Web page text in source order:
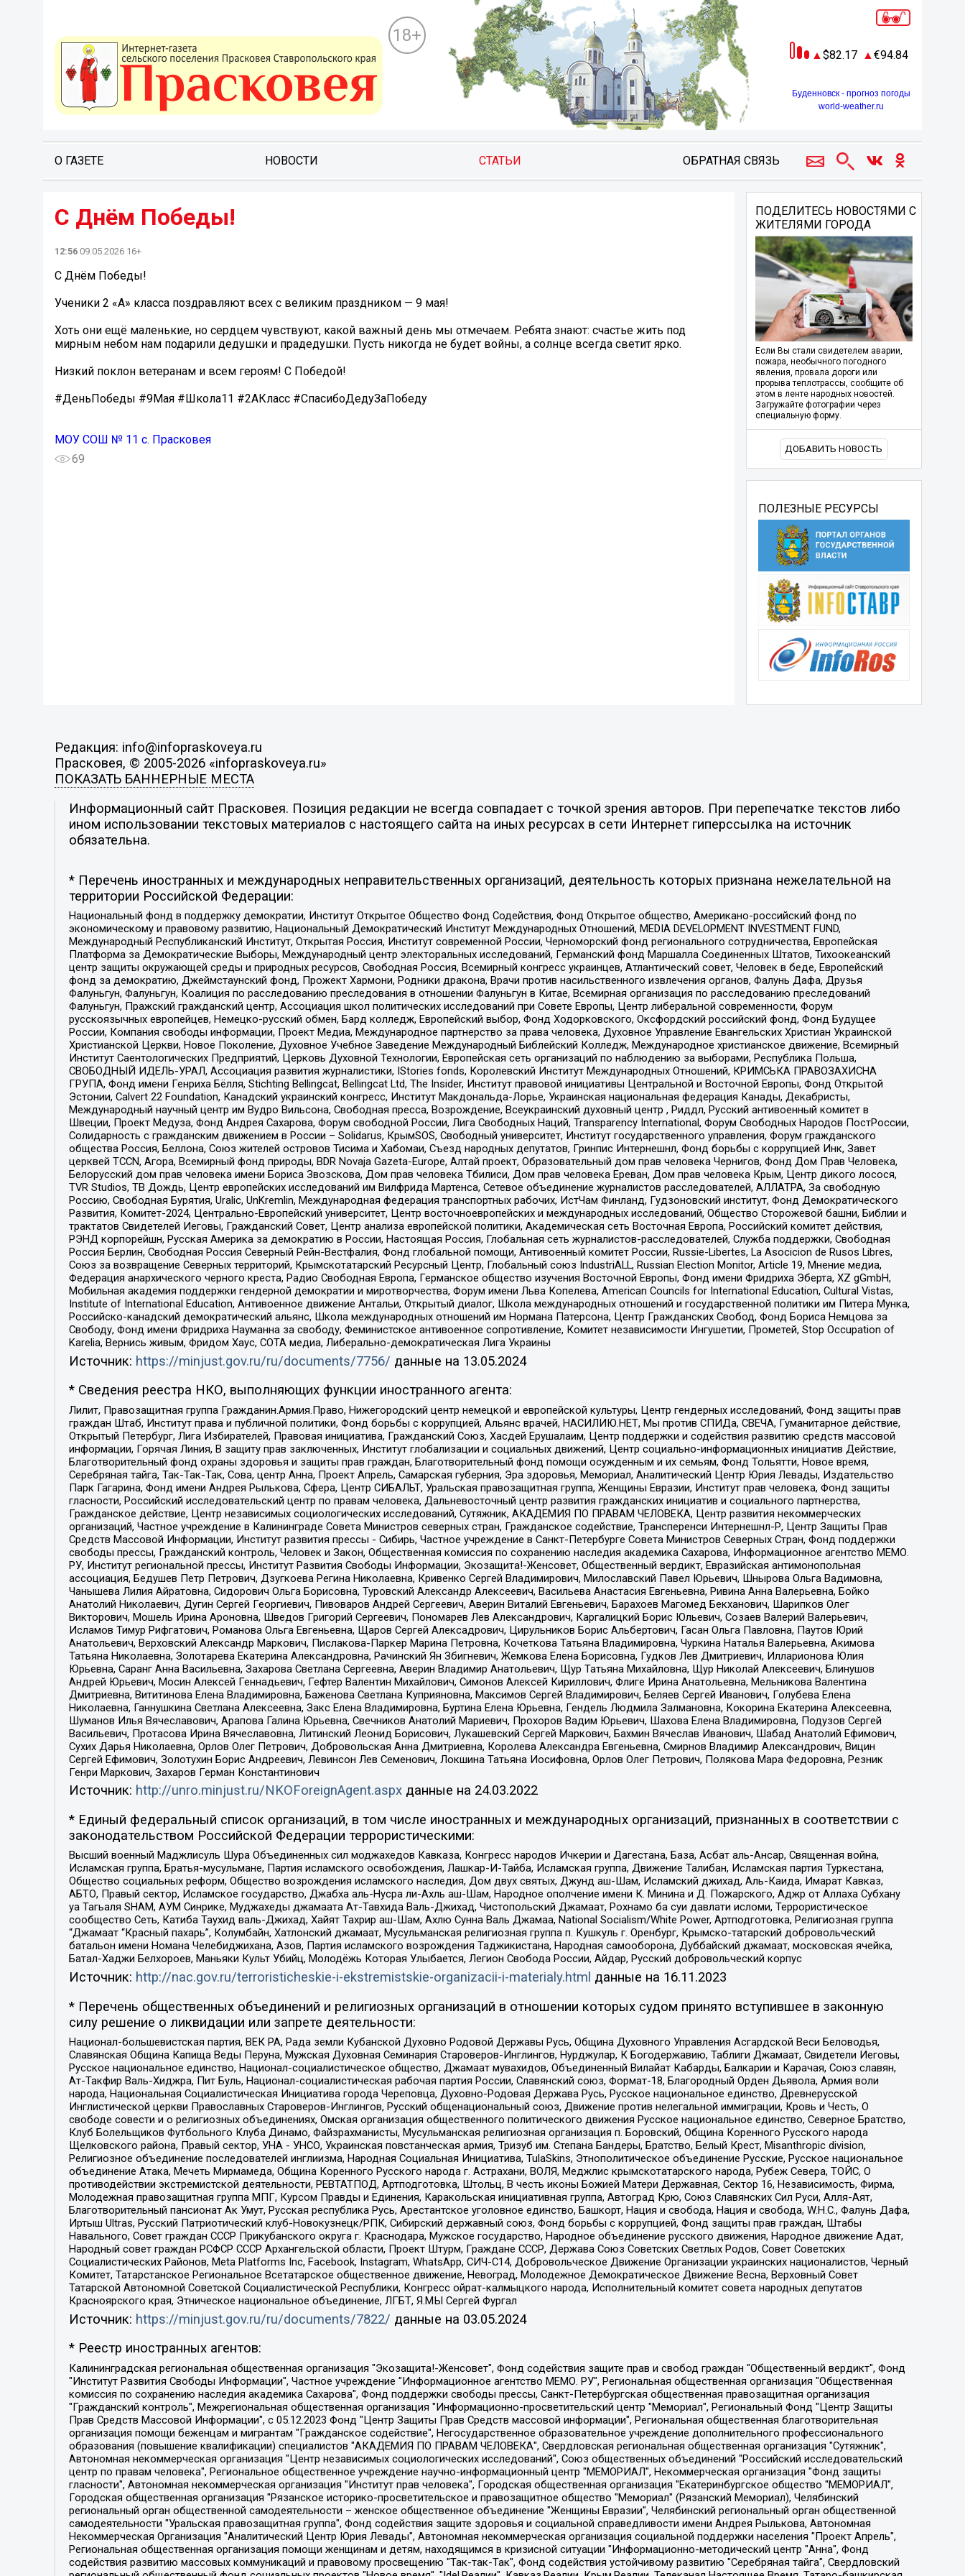
18+
82.17 94.84
Буденновск - прогноз погоды
world-weather.ru
О ГАЗЕТЕ НОВОСТИ СТАТЬИ ОБРАТНАЯ СВЯЗЬ
С Днём Победы!️
12:56 09.05.2026 16+
С Днём Победы!️
Ученики 2 «А» класса поздравляют всех с великим праздником — 9 мая!
Хоть они ещё маленькие, но сердцем чувствуют, какой важный день мы отмечаем. Ребята знают: счастье жить под
мирным небом нам подарили дедушки и прадедушки. Пусть никогда не будет войны, а солнце всегда светит ярко.
Низкий поклон ветеранам и всем героям! С Победой!
#ДеньПобеды #9Мая #Школа11 #2АКласс #СпасибоДедуЗаПобеду
МОУ СОШ № 11 с. Прасковея
69
ПОДЕЛИТЕСЬ НОВОСТЯМИ С
ЖИТЕЛЯМИ ГОРОДА
Если Вы стали свидетелем аварии,
пожара, необычного погодного
явления, провала дороги или
прорыва теплотрассы, сообщите об
этом в ленте народных новостей.
Загружайте фотографии через
специальную форму.
ДОБАВИТЬ НОВОСТЬ
ПОЛЕЗНЫЕ РЕСУРСЫ
Редакция: info@infopraskoveya.ru
Прасковея, © 2005-2026 «infopraskoveya.ru»
ПОКАЗАТЬ БАННЕРНЫЕ МЕСТА
Информационный сайт Прасковея. Позиция редакции не всегда совпадает с точкой зрения авторов. При перепечатке текстов либо
ином использовании текстовых материалов с настоящего сайта на иных ресурсах в сети Интернет гиперссылка на источник
обязательна.
* Перечень иностранных и международных неправительственных организаций, деятельность которых признана нежелательной на
территории Российской Федерации:
Национальный фонд в поддержку демократии, Институт Открытое Общество Фонд Содействия, Фонд Открытое общество, Американо-российский фонд по
экономическому и правовому развитию, Национальный Демократический Институт Международных Отношений, MEDIA DEVELOPMENT INVESTMENT FUND,
Международный Республиканский Институт, Открытая Россия, Институт современной России, Черноморский фонд регионального сотрудничества, Европейская
Платформа за Демократические Выборы, Международный центр электоральных исследований, Германский фонд Маршалла Соединенных Штатов, Тихоокеанский
центр защиты окружающей среды и природных ресурсов, Свободная Россия, Всемирный конгресс украинцев, Атлантический совет, Человек в беде, Европейский
фонд за демократию, Джеймстаунский фонд, Прожект Хармони, Родники дракона, Врачи против насильственного извлечения органов, Фалунь Дафа, Друзья
Фалуньгун, Фалуньгун, Коалиция по расследованию преследования в отношении Фалуньгун в Китае, Всемирная организация по расследованию преследований
Фалуньгун, Пражский гражданский центр, Ассоциация школ политических исследований при Совете Европы, Центр либеральной современности, Форум
русскоязычных европейцев, Немецко-русский обмен, Бард колледж, Европейский выбор, Фонд Ходорковского, Оксфордский российский фонд, Фонд Будущее
России, Компания свободы информации, Проект Медиа, Международное партнерство за права человека, Духовное Управление Евангельских Христиан Украинской
Христианской Церкви, Новое Поколение, Духовное Учебное Заведение Международный Библейский Колледж, Международное христианское движение, Всемирный
Институт Саентологических Предприятий, Церковь Духовной Технологии, Европейская сеть организаций по наблюдению за выборами, Республика Польша,
СВОБОДНЫЙ ИДЕЛЬ-УРАЛ, Ассоциация развития журналистики, IStories fonds, Королевский Институт Международных Отношений, КРИМСЬКА ПРАВОЗАХИСНА
ГРУПА, Фонд имени Генриха Бёлля, Stichting Bellingcat, Bellingcat Ltd, The Insider, Институт правовой инициативы Центральной и Восточной Европы, Фонд Открытой
Эстонии, Calvert 22 Foundation, Канадский украинский конгресс, Институт Макдональда-Лорье, Украинская национальная федерация Канады, Декабристы,
Международный научный центр им Вудро Вильсона, Свободная пресса, Возрождение, Всеукраинский духовный центр , Риддл, Русский антивоенный комитет в
Швеции, Проект Медуза, Фонд Андрея Сахарова, Форум свободной России, Лига Свободных Наций, Transparеncy International, Форум Свободных Народов ПостРоссии,
Солидарность с гражданским движением в России – Solidarus, КрымSOS, Свободный университет, Институт государственного управления, Форум гражданского
общества Россия, Беллона, Союз жителей островов Тисима и Хабомаи, Съезд народных депутатов, Гринпис Интернешнл, Фонд борьбы с коррупцией Инк, Завет
церквей TCCN, Агора, Всемирный фонд природы, BDR Novaja Gazeta-Europe, Алтай проект, Образовательный дом прав человека Чернигов, Фонд Дом Прав Человека,
Белорусский дом прав человека имени Бориса Звозскова, Дом прав человека Тбилиси, Дом прав человека Ереван, Дом прав человека Крым, Центр дикого лосося,
TVR Studios, ТВ Дождь, Центр европейских исследований им Вилфрида Мартенса, Сетевое объединение журналистов расследователей, АЛЛАТРА, За свободную
Россию, Свободная Бурятия, Uralic, UnKremlin, Международная федерация транспортных рабочих, ИстЧам Финланд, Гудзоновский институт, Фонд Демократического
Развития, Комитет-2024, Центрально-Европейский университет, Центр восточноевропейских и международных исследований, Общество Сторожевой башни, Библии и
трактатов Свидетелей Иеговы, Гражданский Совет, Центр анализа европейской политики, Академическая сеть Восточная Европа, Российский комитет действия,
РЭНД корпорейшн, Русская Америка за демократию в России, Настоящая Россия, Глобальная сеть журналистов-расследователей, Служба поддержки, Свободная
Россия Берлин, Свободная Россия Северный Рейн-Вестфалия, Фонд глобальной помощи, Антивоенный комитет России, Russie-Libertes, La Asocicion de Rusos Libres,
Союз за возвращение Северных территорий, Крымскотатарский Ресурсный Центр, Глобальный союз IndustriALL, Russian Election Monitor, Article 19, Мнение медиа,
Федерация анархического черного креста, Радио Свободная Европа, Германское общество изучения Восточной Европы, Фонд имени Фридриха Эберта, XZ gGmbH,
Мобильная академия поддержки гендерной демократии и миротворчества, Форум имени Льва Копелева, American Councils for International Education, Cultural Vistas,
Institute of International Education, Антивоенное движение Антальи, Открытый диалог, Школа международных отношений и государственной политики им Питера Мунка,
Российско-канадский демократический альянс, Школа международных отношений им Нормана Патерсона, Центр Гражданских Свобод, Фонд Бориса Немцова за
Свободу, Фонд имени Фридриха Науманна за свободу, Феминистское антивоенное сопротивление, Комитет независимости Ингушетии, Прометей, Stop Occupation of
Karelia, Вернись живым, Фридом Хаус, СОТА медиа, Либерально-демократическая Лига Украины
Источник: https://minjust.gov.ru/ru/documents/7756/ данные на 13.05.2024
* Сведения реестра НКО, выполняющих функции иностранного агента:
Лилит, Правозащитная группа Гражданин.Армия.Право, Нижегородский центр немецкой и европейской культуры, Центр гендерных исследований, Фонд защиты прав
граждан Штаб, Институт права и публичной политики, Фонд борьбы с коррупцией, Альянс врачей, НАСИЛИЮ.НЕТ, Мы против СПИДа, СВЕЧА, Гуманитарное действие,
Открытый Петербург, Лига Избирателей, Правовая инициатива, Гражданский Союз, Хасдей Ерушалаим, Центр поддержки и содействия развитию средств массовой
информации, Горячая Линия, В защиту прав заключенных, Институт глобализации и социальных движений, Центр социально-информационных инициатив Действие,
Благотворительный фонд охраны здоровья и защиты прав граждан, Благотворительный фонд помощи осужденным и их семьям, Фонд Тольятти, Новое время,
Серебряная тайга, Так-Так-Так, Сова, центр Анна, Проект Апрель, Самарская губерния, Эра здоровья, Мемориал, Аналитический Центр Юрия Левады, Издательство
Парк Гагарина, Фонд имени Андрея Рылькова, Сфера, Центр СИБАЛЬТ, Уральская правозащитная группа, Женщины Евразии, Институт прав человека, Фонд защиты
гласности, Российский исследовательский центр по правам человека, Дальневосточный центр развития гражданских инициатив и социального партнерства,
Гражданское действие, Центр независимых социологических исследований, Сутяжник, АКАДЕМИЯ ПО ПРАВАМ ЧЕЛОВЕКА, Центр развития некоммерческих
организаций, Частное учреждение в Калининграде Совета Министров северных стран, Гражданское содействие, Трансперенси Интернешнл-Р, Центр Защиты Прав
Средств Массовой Информации, Институт развития прессы - Сибирь, Частное учреждение в Санкт-Петербурге Совета Министров Северных Стран, Фонд поддержки
свободы прессы, Гражданский контроль, Человек и Закон, Общественная комиссия по сохранению наследия академика Сахарова, Информационное агентство МЕМО.
РУ, Институт региональной прессы, Институт Развития Свободы Информации, Экозащита!-Женсовет, Общественный вердикт, Евразийская антимонопольная
ассоциация, Бедушев Петр Петрович, Дзугкоева Регина Николаевна, Кривенко Сергей Владимирович, Милославский Павел Юрьевич, Шнырова Ольга Вадимовна,
Чанышева Лилия Айратовна, Сидорович Ольга Борисовна, Туровский Александр Алексеевич, Васильева Анастасия Евгеньевна, Ривина Анна Валерьевна, Бойко
Анатолий Николаевич, Дугин Сергей Георгиевич, Пивоваров Андрей Сергеевич, Аверин Виталий Евгеньевич, Барахоев Магомед Бекханович, Шарипков Олег
Викторович, Мошель Ирина Ароновна, Шведов Григорий Сергеевич, Пономарев Лев Александрович, Каргалицкий Борис Юльевич, Созаев Валерий Валерьевич,
Исламов Тимур Рифгатович, Романова Ольга Евгеньевна, Щаров Сергей Алексадрович, Цирульников Борис Альбертович, Гасан Ольга Павловна, Паутов Юрий
Анатольевич, Верховский Александр Маркович, Пислакова-Паркер Марина Петровна, Кочеткова Татьяна Владимировна, Чуркина Наталья Валерьевна, Акимова
Татьяна Николаевна, Золотарева Екатерина Александровна, Рачинский Ян Збигневич, Жемкова Елена Борисовна, Гудков Лев Дмитриевич, Илларионова Юлия
Юрьевна, Саранг Анна Васильевна, Захарова Светлана Сергеевна, Аверин Владимир Анатольевич, Щур Татьяна Михайловна, Щур Николай Алексеевич, Блинушов
Андрей Юрьевич, Мосин Алексей Геннадьевич, Гефтер Валентин Михайлович, Симонов Алексей Кириллович, Флиге Ирина Анатольевна, Мельникова Валентина
Дмитриевна, Вититинова Елена Владимировна, Баженова Светлана Куприяновна, Максимов Сергей Владимирович, Беляев Сергей Иванович, Голубева Елена
Николаевна, Ганнушкина Светлана Алексеевна, Закс Елена Владимировна, Буртина Елена Юрьевна, Гендель Людмила Залмановна, Кокорина Екатерина Алексеевна,
Шуманов Илья Вячеславович, Арапова Галина Юрьевна, Свечников Анатолий Мариевич, Прохоров Вадим Юрьевич, Шахова Елена Владимировна, Подузов Сергей
Васильевич, Протасова Ирина Вячеславовна, Литинский Леонид Борисович, Лукашевский Сергей Маркович, Бахмин Вячеслав Иванович, Шабад Анатолий Ефимович,
Сухих Дарья Николаевна, Орлов Олег Петрович, Добровольская Анна Дмитриевна, Королева Александра Евгеньевна, Смирнов Владимир Александрович, Вицин
Сергей Ефимович, Золотухин Борис Андреевич, Левинсон Лев Семенович, Локшина Татьяна Иосифовна, Орлов Олег Петрович, Полякова Мара Федоровна, Резник
Генри Маркович, Захаров Герман Константинович
Источник: http://unro.minjust.ru/NKOForeignAgent.aspxданные на 24.03.2022
* Единый федеральный список организаций, в том числе иностранных и международных организаций, признанных в соответствии с
законодательством Российской Федерации террористическими:
Высший военный Маджлисуль Шура Объединенных сил моджахедов Кавказа, Конгресс народов Ичкерии и Дагестана, База, Асбат аль-Ансар, Священная война,
Исламская группа, Братья-мусульмане, Партия исламского освобождения, Лашкар-И-Тайба, Исламская группа, Движение Талибан, Исламская партия Туркестана,
Общество социальных реформ, Общество возрождения исламского наследия, Дом двух святых, Джунд аш-Шам, Исламский джихад, Аль-Каида, Имарат Кавказ,
АБТО, Правый сектор, Исламское государство, Джабха аль-Нусра ли-Ахль аш-Шам, Народное ополчение имени К. Минина и Д. Пожарского, Аджр от Аллаха Субхану
уа Тагьаля SHAM, АУМ Синрике, Муджахеды джамаата Ат-Тавхида Валь-Джихад, Чистопольский Джамаат, Рохнамо ба суи давлати исломи, Террористическое
сообщество Сеть, Катиба Таухид валь-Джихад, Хайят Тахрир аш-Шам, Ахлю Сунна Валь Джамаа, National Socialism/White Power, Артподготовка, Религиозная группа
“Джамаат “Красный пахарь”, Колумбайн, Хатлонский джамаат, Мусульманская религиозная группа п. Кушкуль г. Оренбург, Крымско-татарский добровольческий
батальон имени Номана Челебиджихана, Азов, Партия исламского возрождения Таджикистана, Народная самооборона, Дуббайский джамаат, московская ячейка,
Батал-Хаджи Белхороев, Маньяки Культ Убийц, Молодёжь Которая Улыбается, Легион Свобода России, Айдар, Русский добровольческий корпус
Источник: http://nac.gov.ru/terroristicheskie-i-ekstremistskie-organizacii-i-materialy.html данные на 16.11.2023
* Перечень общественных объединений и религиозных организаций в отношении которых судом принято вступившее в законную
силу решение о ликвидации или запрете деятельности:
Национал-большевистская партия, ВЕК РА, Рада земли Кубанской Духовно Родовой Державы Русь, Община Духовного Управления Асгардской Веси Беловодья,
Славянская Община Капища Веды Перуна, Мужская Духовная Семинария Староверов-Инглингов, Нурджулар, К Богодержавию, Таблиги Джамаат, Свидетели Иеговы,
Русское национальное единство, Национал-социалистическое общество, Джамаат мувахидов, Объединенный Вилайат Кабарды, Балкарии и Карачая, Союз славян,
Ат-Такфир Валь-Хиджра, Пит Буль, Национал-социалистическая рабочая партия России, Славянский союз, Формат-18, Благородный Орден Дьявола, Армия воли
народа, Национальная Социалистическая Инициатива города Череповца, Духовно-Родовая Держава Русь, Русское национальное единство, Древнерусской
Инглистической церкви Православных Староверов-Инглингов, Русский общенациональный союз, Движение против нелегальной иммиграции, Кровь и Честь, О
свободе совести и о религиозных объединениях, Омская организация общественного политического движения Русское национальное единство, Северное Братство,
Клуб Болельщиков Футбольного Клуба Динамо, Файзрахманисты, Мусульманская религиозная организация п. Боровский, Община Коренного Русского народа
Щелковского района, Правый сектор, УНА - УНСО, Украинская повстанческая армия, Тризуб им. Степана Бандеры, Братство, Белый Крест, Misanthropic division,
Религиозное объединение последователей инглиизма, Народная Социальная Инициатива, TulaSkins, Этнополитическое объединение Русские, Русское национальное
объединение Атака, Мечеть Мирмамеда, Община Коренного Русского народа г. Астрахани, ВОЛЯ, Меджлис крымскотатарского народа, Рубеж Севера, ТОЙС, О
противодействии экстремистской деятельности, РЕВТАТПОД, Артподготовка, Штольц, В честь иконы Божией Матери Державная, Сектор 16, Независимость, Фирма,
Молодежная правозащитная группа МПГ, Курсом Правды и Единения, Каракольская инициативная группа, Автоград Крю, Союз Славянских Сил Руси, Алля-Аят,
Благотворительный пансионат Ак Умут, Русская республика Русь, Арестантское уголовное единство, Башкорт, Нация и свобода, Нация и свобода, W.H.С., Фалунь Дафа,
Иртыш Ultras, Русский Патриотический клуб-Новокузнецк/РПК, Сибирский державный союз, Фонд борьбы с коррупцией, Фонд защиты прав граждан, Штабы
Навального, Совет граждан СССР Прикубанского округа г. Краснодара, Мужское государство, Народное объединение русского движения, Народное движение Адат,
Народный совет граждан РСФСР СССР Архангельской области, Проект Штурм, Граждане СССР, Держава Союз Советских Светлых Родов, Совет Советских
Социалистических Районов, Meta Platforms Inc, Facebook, Instagram, WhatsApp, СИЧ-С14, Добровольческое Движение Организации украинских националистов, Черный
Комитет, Татарстанское Региональное Всетатарское общественное движение, Невоград, Молодежное Демократическое Движение Весна, Верховный Совет
Татарской Автономной Советской Социалистической Республики, Конгресс ойрат-калмыцкого народа, Исполнительный комитет совета народных депутатов
Красноярского края, Этническое национальное объединение, ЛГБТ, Я.МЫ Сергей Фургал
Источник: https://minjust.gov.ru/ru/documents/7822/ данные на 03.05.2024
* Реестр иностранных агентов:
Калининградская региональная общественная организация "Экозащита!-Женсовет", Фонд содействия защите прав и свобод граждан "Общественный вердикт", Фонд "Институт Развития Свободы Информации", Частное учреждение "Информационное агентство МЕМО. РУ", Региональная общественная организация "Общественная комиссия по сохранению наследия академика Сахарова", Фонд поддержки свободы прессы, Санкт-Петербургская общественная правозащитная организация "Гражданский контроль", Межрегиональная общественная организация "Информационно-просветительский центр "Мемориал", Региональный Фонд "Центр Защиты Прав Средств Массовой Информации", с 05.12.2023 Фонд "Центр Защиты Прав Средств массовой информации", Региональная общественная благотворительная организация помощи беженцам и мигрантам "Гражданское содействие", Негосударственное образовательное учреждение дополнительного профессионального образования (повышение квалификации) специалистов "АКАДЕМИЯ ПО ПРАВАМ ЧЕЛОВЕКА", Свердловская региональная общественная организация "Сутяжник", Автономная некоммерческая организация "Центр независимых социологических исследований", Союз общественных объединений "Российский исследовательский центр по правам человека", Региональное общественное учреждение научно-информационный центр "МЕМОРИАЛ", Некоммерческая организация "Фонд защиты гласности", Автономная некоммерческая организация "Институт прав человека", Городская общественная организация "Екатеринбургское общество "МЕМОРИАЛ", Городская общественная организация "Рязанское историко-просветительское и правозащитное общество "Мемориал" (Рязанский Мемориал), Челябинский региональный орган общественной самодеятельности – женское общественное объединение "Женщины Евразии", Челябинский региональный орган общественной самодеятельности "Уральская правозащитная группа", Фонд содействия защите здоровья и социальной справедливости имени Андрея Рылькова, Автономная Некоммерческая Организация "Аналитический Центр Юрия Левады", Автономная некоммерческая организация социальной поддержки населения "Проект Апрель", Региональная общественная организация помощи женщинам и детям, находящимся в кризисной ситуации "Информационно-методический центр "Анна", Фонд содействия развитию массовых коммуникаций и правовому просвещению "Так-так-Так", Фонд содействия устойчивому развитию "Серебряная тайга", Свердловский региональный общественный фонд социальных проектов "Новое время", "Idel.Реалии", Кавказ.Реалии, Крым.Реалии, Телеканал Настоящее Время, Татаро-башкирская служба Радио Свобода (Azatliq Radiosi), Радио Свободная Европа/Радио Свобода (PCE/PC), "Сибирь.Реалии", "Фактограф", Благотворительный фонд помощи осужденным и их семьям, Автономная некоммерческая организация "Институт глобализации и социальных движений", Фонд "В защиту прав заключенных", Частное учреждение "Центр поддержки и содействия развитию средств массовой информации", Пензенский региональный общественный благотворительный фонд "Гражданский союз", "Север.Реалии", Некоммерческая организация Фонд "Правовая инициатива", Общество с ограниченной ответственностью "Радио Свободная Европа/Радио Свобода", Чешское информационное агентство "MEDIUM-ORIENT", Красноярская региональная общественная организация "Мы против СПИДа", Камалягин Денис Николаевич, Маркелов Сергей Евгеньевич, Пономарев Лев Александрович, Савицкая Людмила Алексеевна, Автономная некоммерческая организация "Центр по работе с проблемой насилия "НАСИЛИЮ.НЕТ", Межрегиональный профессиональный союз работников здравоохранения "Альянс врачей", Юридическое лицо, зарегистрированное в Латвийской Республике, SIA "Medusa Project" (регистрационный номер 40103797863, дата регистрации 10.06.2014), Некоммерческая организация "Фонд по борьбе с коррупцией", Автономная некоммерческая организация "Институт права и публичной политики", Баданин Роман Сергеевич, Гликин Максим Александрович, Железнова Мария Михайловна, Лукьянова Юлия Сергеевна, Маетная Елизавета Витальевна, Маняхин Петр Борисович, Чуракова Ольга Владимировна, Ярош Юлия Петровна, Юридическое лицо "The Insider SIA", зарегистрированное в Риге, Латвийская Республика (дата регистрации 26.06.2015), являющееся администратором доменного имени интернет-издания "The Insider SIA", https://theins.ru, Постернак Алексей Евгеньевич, Рубин Михаил Аркадьевич, Анин Роман Александрович, Юридическое лицо Istories fonds, зарегистрированное в Латвийской Республике (регистрационный номер 50008295751, дата регистрации 24.02.2020), Великовский Дмитрий Александрович, Долинина Ирина Николаевна, Мароховская Алеся Алексеевна, Шлейнов Роман Юрьевич, Шмагун Олеся Валентиновна, Общество с ограниченной ответственностью "Альтаир 2021", Общество с ограниченной ответственностью "Вега 2021", Общество с ограниченной ответственностью "Главный редактор 2021", Общество с ограниченной ответственностью "Ромашки монолит", Важенков Артем Валерьевич, Ивановская областная общественная организация "Центр гендерных исследований", Гурман Юрий Альбертович, Медиапроект "ОВД-Инфо", Егоров Владимир Владимирович, Жилинский Владимир Александрович, Общество с ограниченной ответственностью "ЗП", Иванова София Юрьевна, Карезина Инна Павловна, Кильтау Екатерина Викторовна, Петров Алексей Викторович, Пискунов Сергей Евгеньевич, Смирнов Сергей Сергеевич, Тихонов Михаил Сергеевич, Общество с ограниченной ответственностью "ЖУРНАЛИСТ-ИНОСТРАННЫЙ АГЕНТ", Арапова Галина Юрьевна, Вольтская Татьяна Анатольевна, Американская компания "Mason G.E.S. Anonymous Foundation" (США), являющаяся владельцем интернет-издания https://mnews.world/, Компания "Stichting Bellingcat", зарегистрированная в Нидерландах (дата регистрации 11.07.2018), Захаров Андрей Вячеславович, Клепиковская Екатерина Дмитриевна, Общество с ограниченной ответственностью "МЕМО", Перл Роман Александрович, Симонов Евгений Алексеевич, Соловьева Елена Анатольевна, Сотников Даниил Владимирович, Сурначева Елизавета Дмитриевна, Автономная некоммерческая организация по защите прав человека и информированию населения "Якутия – Наше Мнение", Общество с ограниченной ответственностью "Москоу диджитал медиа", с 26.01.2023 Общество с ограниченной ответственностью "Чайка Белые сады", Ветошкина Валерия Валерьевна, Заговора Максим Александрович, Межрегиональное общественное движение "Российская ЛГБТ - сеть", Оленичев Максим Владимирович, Павлов Иван Юрьевич, Скворцова Елена Сергеевна, Общество с ограниченной ответственностью "Как бы инагент", Кочетков Игорь Викторович, Общество с ограниченной ответственностью "Честные выборы", Еланчик Олег Александрович, Общество с ограниченной ответственностью "Нобелевский призыв", Гималова Регина Эмилевна, Григорьев Андрей Валерьевич, Григорьева Алина Александровна, Ассоциация по содействию защите прав призывников, альтернативнослужащих и военнослужащих "Правозащитная группа "Гражданин.Армия.Право", Хисамова Регина Фаритовна, Автономная некоммерческая организация по реализации социально-правовых программ "Лилит", Дальневосточное общественное движение "Маяк", Санкт-Петербургская ЛГБТ-инициативная группа "Выход", Инициативная группа ЛГБТ+ "Реверс", Алексеев Андрей Викторович, Бекбулатова Таисия Львовна, Беляев Иван Михайлович, Владыкина Елена Сергеевна, Гельман Марат Александрович, Никульшина Вероника Юрьевна, Толоконникова Надежда Андреевна, Шендерович Виктор Анатольевич, Общество с ограниченной ответственностью "Данное сообщение", Общество с ограниченной ответственностью Издательский дом "Новая глава", Айнбиндер Александра Александровна, Московский комьюнити-центр для ЛГБТ+инициатив, Благотворительный фонд развития филантропии, Deutsche Welle (Германия, Kurt-Schumacher-Strasse 3, 53113 Bonn), Борзунова Мария Михайловна, Воробьев Виктор Викторович, Голубева Анна Львовна, Константинова Алла Михайловна, Малкова Ирина Владимировна, Мурадов Мурад Абдулгалимович, Осетинская Елизавета Николаевна, Понасенков Евгений Николаевич, Ганапольский Матвей Юрьевич, Киселев Евгений Алексеевич, Борухович Ирина Григорьевна, Дремин Иван Тимофеевич, Дубровский Дмитрий Викторович, Красноярская региональная общественная организация поддержки и развития альтернативных образовательных технологий и межкультурных коммуникаций "ИНТЕРРА", Маяковская Екатерина Алексеевна, Фейгин Марк Захарович, Филимонов Андрей Викторович, Дзугкоева Регина Николаевна, Доброхотов Роман Александрович, Дудь Юрий Александрович, Елкин Сергей Владимирович, Кругликов Кирилл Игоревич, Сабунаева Мария Леонидовна, Семенов Алексей Владимирович, Шаинян Карен Багратович, Шульман Екатерина Михайловна, Асафьев Артур Валерьевич, Вахштайн Виктор Семенович, Венедиктов Алексей Алексеевич, Лушникова Екатерина Евгеньевна, Волков Леонид Михайлович, Невзоров Александр Глебович, Пархоменко Сергей Борисович, Сироткин Ярослав Николаевич, Кара-Мурза Владимир Владимирович, Баранова Наталья Владимировна, Гозман Леонид Яковлевич, Кагарлицкий Борис Юльевич, Климарев Михаил Валерьевич, Милов Владимир Станиславович, Автономная некоммерческая организация Краснодарский центр современного искусства "Типография", Моргенштерн Алишер Тагирович, Соболь Любовь Эдуардовна, Общество с ограниченной ответственностью "ЛИЗА НОРМ", Каспаров Гарри Кимович, Ходорковский Михаил Борисович, Общество с ограниченной ответственностью "Апрельские тезисы", Данилович Ирина Брониславовна, Кашин Олег Владимирович, Петров Николай Владимирович, Пивоваров Алексей Владимирович, Соколов Михаил Владимирович, Цветкова Юлия Владимировна, Чичваркин Евгений Александрович, Комитет против пыток/Команда против пыток, Общество с ограниченной ответственностью "Первый научный", Общество с ограниченной ответственностью "Вертолет и ко", Белоцерковская Вероника Борисовна, Кац Максим Евгеньевич, Лазарева Татьяна Юрьевна, Шаведдинов Руслан Табризович, Яшин Илья Валерьевич, Общество с ограниченной ответственностью "Иноагент ААВ", Алешковский Дмитрий Петрович, Альбац Евгения Марковна, Быков Дмитрий Львович, Галямина Юлия Евгеньевна, Лойко Сергей Леонидович, Мартынов Кирилл Константинович, Медведев Сергей Александрович, Крашенинников Федор Геннадиевич, Гордеева Катерина Вл